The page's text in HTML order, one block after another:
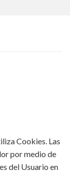
Cookies. Las
por medio de
del Usuario en